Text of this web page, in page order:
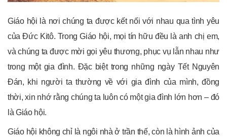
Giáo hội là nơi chúng ta được kết nối với nhau qua tình yêu
của Đức Kitô. Trong Giáo hội, mọi tín hữu đều là anh chị em,
và chúng ta được mời gọi yêu thương, phục vụ lẫn nhau như
trong một gia đình. Đặc biệt trong những ngày Tết Nguyên
Đán, khi người ta thường về với gia đình của mình, đồng
thời, xin nhớ rằng chúng ta luôn có một gia đình lớn hơn – đó
là Giáo hội.
Giáo hội không chỉ là ngôi nhà ở trần thế, còn là hình ảnh của